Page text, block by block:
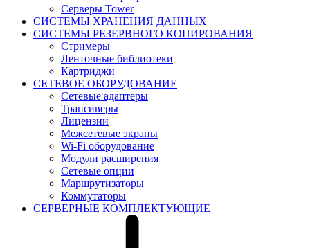
Серверы Tower
СИСТЕМЫ ХРАНЕНИЯ ДАННЫХ
СИСТЕМЫ РЕЗЕРВНОГО КОПИРОВАНИЯ
Стримеры
Ленточные библиотеки
Картриджи
СЕТЕВОЕ ОБОРУДОВАНИЕ
Сетевые адаптеры
Трансиверы
Лицензии
Межсетевые экраны
Wi-Fi оборудование
Модули расширения
Сетевые опции
Маршрутизаторы
Коммутаторы
СЕРВЕРНЫЕ КОМПЛЕКТУЮЩИЕ